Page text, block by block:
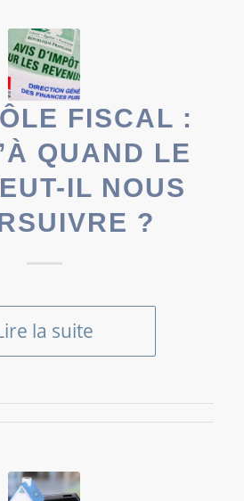
FISCAL :
QUAND LE
IL NOUS
?
la suite